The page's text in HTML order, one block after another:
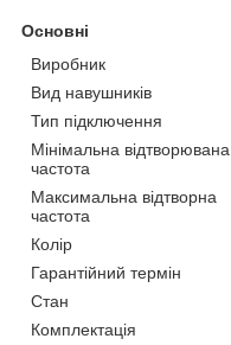
Основні
Виробник
Вид навушників
Тип підключення
Мінімальна відтворювана
частота
Максимальна відтворна
частота
Колір
Гарантійний термін
Стан
Комплектація